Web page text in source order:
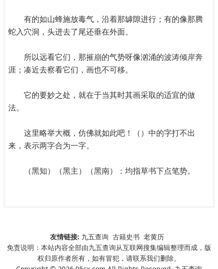
有的如山蜂施放毒气，沿着那罅隙进行；有的像那腾
蛇入穴洞，头进去了尾还垂在外面。
所以远看它们，那摧崩的气势呀像汹涌的波涛倾岸奔
涯；凑近去察看它们，画也不可移。
它的要妙之处，就在于当其时其画采取的适宜的做
法。
这里略举大概，仿佛就如此吧！（）中的字打不出
来，表示两字合为一字。
（黑知）（黑主）（黑南）：均指草书下点笔势。
友情链接: 九五查询 古籍史书 老黄历
免责说明：本站内容全部由九五查询从互联网搜集编辑整理而成，版
权归原作者所有，如有冒犯，请联系我们删除。